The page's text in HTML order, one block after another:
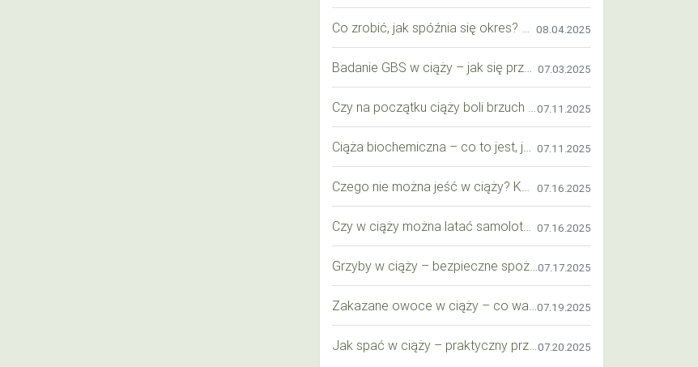
08.04.2025
07.03.2025
07.11.2025
07.11.2025
07.16.2025
07.16.2025
07.17.2025
07.19.2025
07.20.2025